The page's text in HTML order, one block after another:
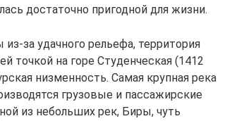
достаточно пригодной для жизни.
за удачного рельефа, территория
точкой на горе Студенческая (1412
низменность. Самая крупная река
грузовые и пассажирские
из небольших рек, Биры, чуть